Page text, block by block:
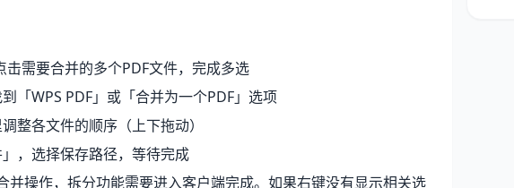
击需要合并的多个PDF文件，完成多选
「WPS PDF」或「合并为一个PDF」选项
整各文件的顺序（上下拖动）
，选择保存路径，等待完成
并操作，拆分功能需要进入客户端完成。如果右键没有显示相关选